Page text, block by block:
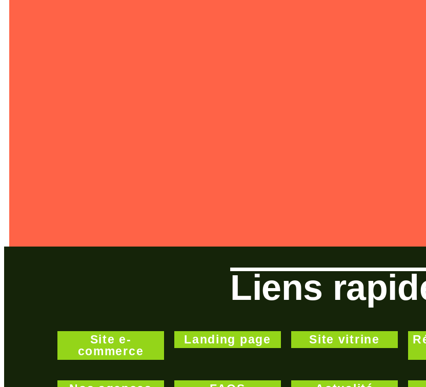
Liens
Site e-
commerce
Landing page Site vitrine